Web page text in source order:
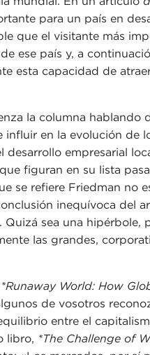
para un país en
que el visitante más
ese país y, a
esta capacidad de
la columna hablando
en la evolución de
empresarial
figuran en su lista
se refiere Friedman no
inequívoca del
sea una hipérbole,
las grandes,
*Runaway World: How
de vosotros
entre el
libro, *The Challenge of